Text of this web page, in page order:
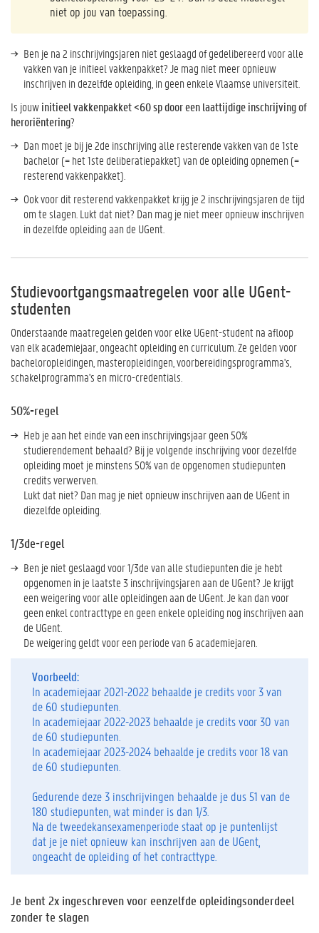
niet op jou van toepassing.
Ben je na 2 inschrijvingsjaren niet geslaagd of gedelibereerd voor alle
vakken van je initieel vakkenpakket? Je mag niet meer opnieuw
inschrijven in dezelfde opleiding, in geen enkele Vlaamse universiteit.
Is jouwinitieel vakkenpakket <60 sp door een laattijdige inschrijving of
heroriëntering?
Dan moet je bij je 2de inschrijving alle resterende vakken van de 1ste
bachelor (= het 1ste deliberatiepakket) van de opleiding opnemen (=
resterend vakkenpakket).
Ook voor dit resterend vakkenpakket krijg je 2 inschrijvingsjaren de tijd
om te slagen. Lukt dat niet? Dan mag je niet meer opnieuw inschrijven
in dezelfde opleiding aan de UGent.
Studievoortgangsmaatregelen voor alle UGent-
studenten
Onderstaande maatregelen gelden voor elke UGent-student na afloop
van elk academiejaar, ongeacht opleiding en curriculum. Ze gelden voor
bacheloropleidingen, masteropleidingen, voorbereidingsprogramma's,
schakelprogramma's en micro-credentials.
50%-regel
Heb je aan het einde van een inschrijvingsjaar geen 50%
studierendement behaald? Bij je volgende inschrijving voor dezelfde
opleiding moet je minstens 50% van de opgenomen studiepunten
credits verwerven.
Lukt dat niet? Dan mag je niet opnieuw inschrijven aan de UGent in
diezelfde opleiding.
1/3de-regel
Ben je niet geslaagd voor 1/3de van alle studiepunten die je hebt
opgenomen in je laatste 3 inschrijvingsjaren aan de UGent? Je krijgt
een weigering voor alle opleidingen aan de UGent. Je kan dan voor
geen enkel contracttype en geen enkele opleiding nog inschrijven aan
de UGent.
De weigering geldt voor een periode van 6 academiejaren.
Voorbeeld:
In academiejaar 2021-2022 behaalde je credits voor 3 van
de 60 studiepunten.
In academiejaar 2022-2023 behaalde je credits voor 30 van
de 60 studiepunten.
In academiejaar 2023-2024 behaalde je credits voor 18 van
de 60 studiepunten.
Gedurende deze 3 inschrijvingen behaalde je dus 51 van de
180 studiepunten, wat minder is dan 1/3.
Na de tweedekansexamenperiode staat op je puntenlijst
dat je je niet opnieuw kan inschrijven aan de UGent,
ongeacht de opleiding of het contracttype.
Je bent 2x ingeschreven voor eenzelfde opleidingsonderdeel
zonder te slagen